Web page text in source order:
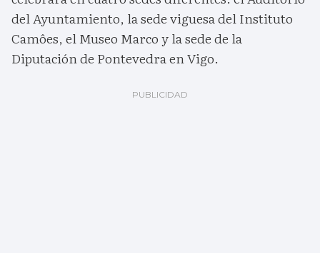
del Ayuntamiento, la sede viguesa del Instituto
Camôes, el Museo Marco y la sede de la
Diputación de Pontevedra en Vigo.